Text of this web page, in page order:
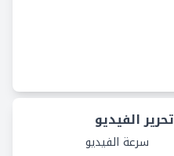
تحرير الفيديو
سرعة الفيديو